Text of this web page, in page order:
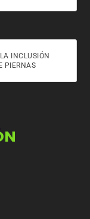
INCLUSIÓN
PIERNAS